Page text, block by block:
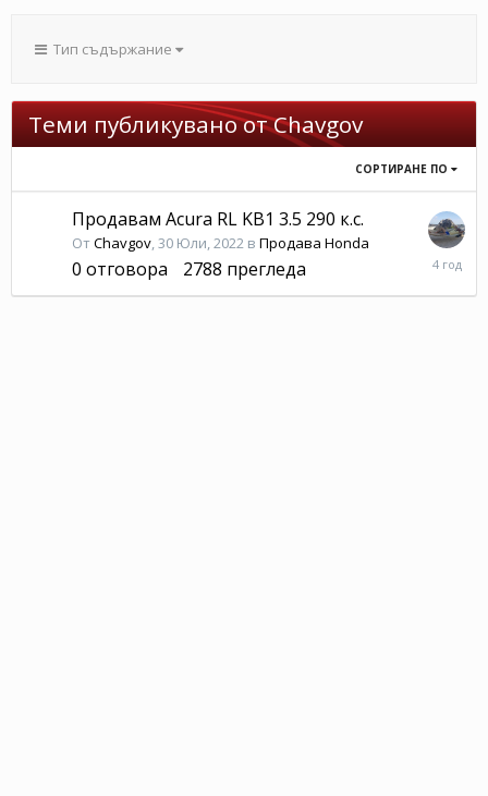
Тип съдържание
Теми публикувано от Chavgov
СОРТИРАНЕ ПО
Продавам Acura RL KB1 3.5 290 к.с.
ОтChavgov,30 Юли, 2022 в Продава Honda
0 отговора 2788 прегледа
30
Юли,
2022